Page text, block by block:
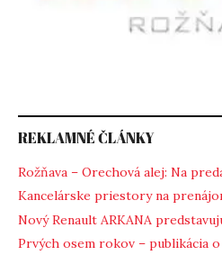
REKLAMNÉ ČLÁNKY
Rožňava – Orechová alej: Na
Kancelárske priestory na
Nový Renault ARKANA
Prvých osem rokov – publikácia